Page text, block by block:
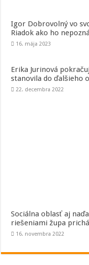
Igor Dobrovolný vo
Riadok ako ho
16. mája 2023
Erika Jurinová
stanovila do ďalšieho
22. decembra 2022
Sociálna oblasť aj
riešeniami župa
16. novembra 2022